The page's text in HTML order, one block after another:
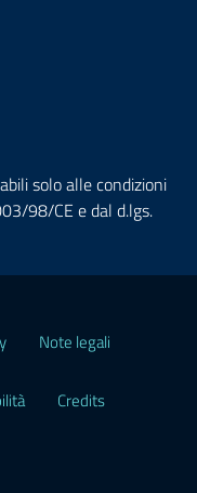
solo alle condizioni
98/CE e dal d.lgs.
Note legali
Credits